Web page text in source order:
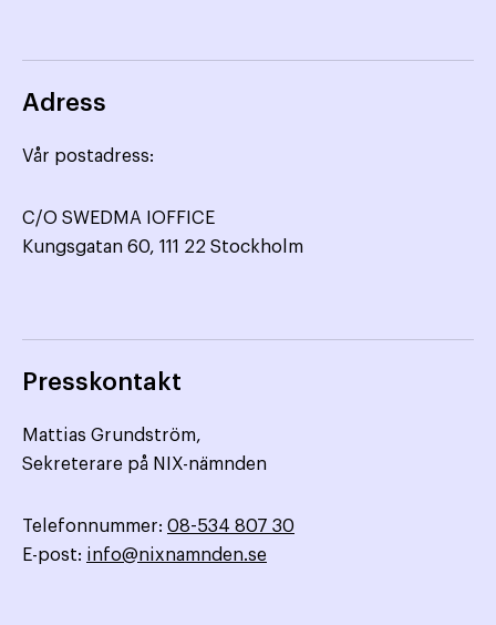
Adress
Vår postadress:
C/O SWEDMA IOFFICE
Kungsgatan 60, 111 22 Stockholm
Presskontakt
Mattias Grundström,
Sekreterare på NIX-nämnden
Telefonnummer: 08-534 807 30
E-post: info@nixnamnden.se